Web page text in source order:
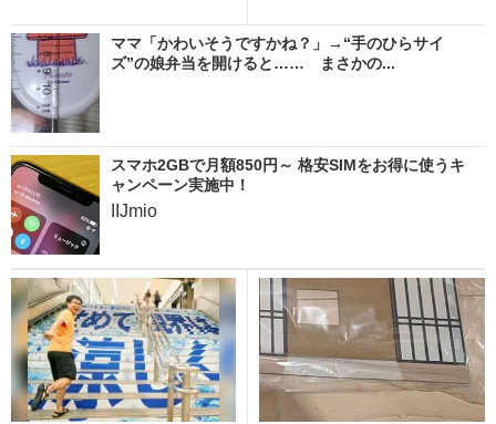
ママ「かわいそうですかね？」→“手のひらサイ
ズ”の娘弁当を開けると…… まさかの...
スマホ2GBで月額850円～ 格安SIMをお得に使うキ
ャンペーン実施中！
IIJmio